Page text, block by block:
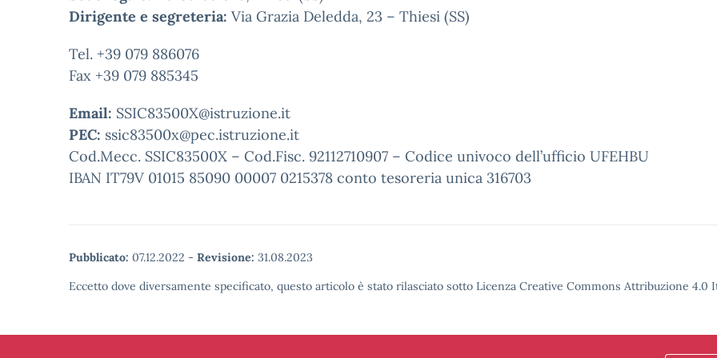
Dirigente e segreteria: Via Grazia Deledda, 23 – Thiesi (SS)
Tel. +39 079 886076
Fax +39 079 885345
Email: SSIC83500X@istruzione.it
PEC: ssic83500x@pec.istruzione.it
Cod.Mecc. SSIC83500X – Cod.Fisc. 92112710907 – Codice univoco dell’ufficio UFEHBU
IBAN IT79V 01015 85090 00007 0215378 conto tesoreria unica 316703
Pubblicato: 07.12.2022 - Revisione: 31.08.2023
Eccetto dove diversamente specificato, questo articolo è stato rilasciato sotto Licenza Creative Commons Attribuzione 4.0